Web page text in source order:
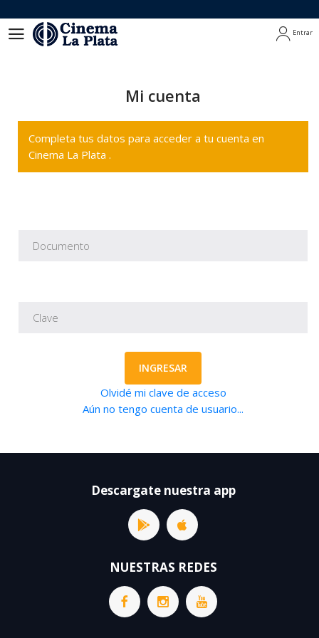
Entrar
Mi cuenta
Completa tus datos para acceder a tu cuenta en
Cinema La Plata .
INGRESAR
Olvidé mi clave de acceso
Aún no tengo cuenta de usuario...
Descargate nuestra app
NUESTRAS REDES